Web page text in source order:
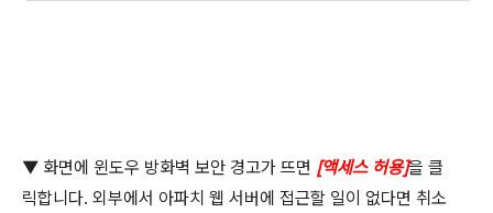
▼ 화면에 윈도우 방화벽 보안 경고가 뜨면 [액세스 허용]을 클
릭합니다. 외부에서 아파치 웹 서버에 접근할 일이 없다면 취소